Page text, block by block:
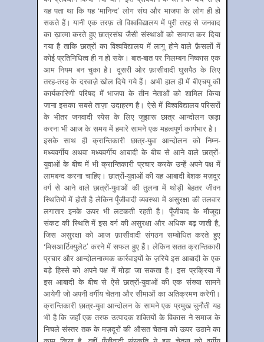
यह पता था कि यह ‘मानिन्द’ लोग संघ और भाजपा के लोग ही हो
सकते हैं। यानी एक तरफ़ तो विश्वविद्यालय में पूरी तरह से जनवाद
का ख़ात्मा करते हुए छात्रसंघ जैसी संस्थाओं को समाप्त कर दिया
गया है ताकि छात्रों का विश्वविद्यालय में लागू होने वाले फ़ैसलों में
कोई प्रतिनिधित्व ही न हो सके। बात-बात पर निलम्बन निष्कास एक
आम नियम बन चुका है। दूसरी ओर फ़ासीवादी घुसपैठ के लिए
तरह-तरह के दरवाज़े खोल दिये गये हैं। अभी हाल ही में बीएचयू की
कार्यकारिणी परिषद में भाजपा के तीन नेताओं को शामिल किया
जाना इसका सबसे ताज़ा उदाहरण है। ऐसे में विश्वविद्यालय परिसरों
के भीतर जनवादी स्पेस के लिए जुझारू छात्र आन्दोलन खड़ा
करना भी आज के समय में हमारे सामने एक महत्वपूर्ण कार्यभार है।
इसके साथ ही क्रान्तिकारी छात्र-युवा आन्दोलन को निम्न-
मध्यवर्गीय अथवा मध्यवर्गीय आबादी के बीच से आने वाले छात्रों-
युवाओं के बीच में भी क्रान्तिकारी प्रचार करके उन्हें अपने पक्ष में
लामबन्द करना चाहिए। छात्रों-युवाओं की यह आबादी बेशक मज़दूर
वर्ग से आने वाले छात्रों-युवाओं की तुलना में थोड़ी बेहतर जीवन
स्थितियों में होती है लेकिन पूँजीवादी व्यवस्था में असुरक्षा की तलवार
लगातार इनके ऊपर भी लटकती रहती है। पूँजीवाद के मौजूदा
संकट की स्थिति में इस वर्ग की असुरक्षा और अधिक बढ़ जाती है,
जिस असुरक्षा को आज फ़ासीवादी संगठन सम्बोधित करते हुए
‘मिसआर्टिक्युलेट’ करने में सफल हुए हैं। लेकिन सतत क्रान्तिकारी
प्रचार और आन्दोलनात्मक कार्रवाइयों के ज़रिये इस आबादी के एक
बड़े हिस्से को अपने पक्ष में मोड़ा जा सकता है। इस प्रक्रिया में
इस आबादी के बीच से ऐसे छात्रों-युवाओं की एक संख्या सामने
आयेगी जो अपनी वर्गीय चेतना और सीमाओं का अतिक्रमण करेगी।
क्रान्तिकारी छात्र-युवा आन्दोलन के सामने एक प्रमुख चुनौती यह
भी है कि जहाँ एक तरफ़ उत्पादक शक्तियों के विकास ने समाज के
निचले संस्तर तक के मज़दूरों की औसत चेतना को ऊपर उठाने का